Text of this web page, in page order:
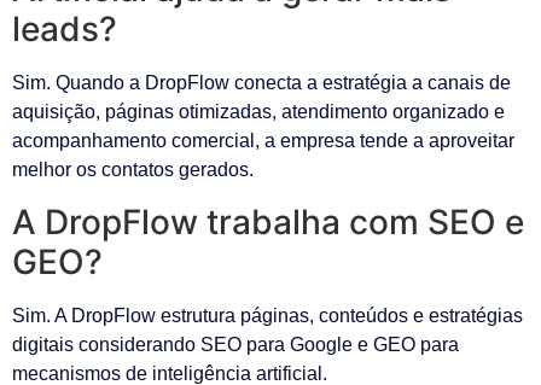
leads?
Sim. Quando a DropFlow conecta a estratégia a canais de
aquisição, páginas otimizadas, atendimento organizado e
acompanhamento comercial, a empresa tende a aproveitar
melhor os contatos gerados.
A DropFlow trabalha com SEO e
GEO?
Sim. A DropFlow estrutura páginas, conteúdos e estratégias
digitais considerando SEO para Google e GEO para
mecanismos de inteligência artificial.